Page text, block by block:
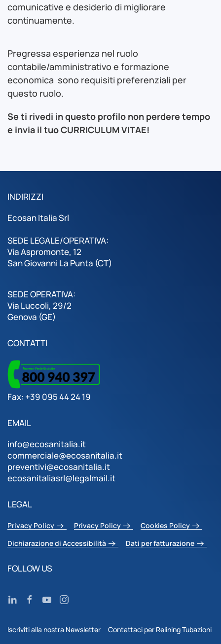
comunicative e desiderio di migliorare
continuamente.
Pregressa esperienza nel ruolo
contabile/amministrativo e formazione
economica sono requisiti preferenziali per
questo ruolo.
Se ti rivedi in questo profilo non perdere tempo
e invia il tuo CURRICULUM VITAE!
INDIRIZZI
Ecosan Italia Srl
SEDE LEGALE/OPERATIVA:
Via Aspromonte, 12
San Giovanni La Punta (CT)
SEDE OPERATIVA:
Via Luccoli, 29/2
Genova (GE)
CONTATTI
Fax: +39 095 44 24 19
EMAIL
info@ecosanitalia.it
commerciale@ecosanitalia.it
preventivi@ecosanitalia.it
ecosanitaliasrl@legalmail.it
LEGAL
Privacy Policy Privacy Policy
Cookies Policy
Dichiarazione di Accessibilità
Dati per fatturazione
FOLLOW US
Iscriviti alla nostra Newsletter Contattaci per Relining Tubazioni